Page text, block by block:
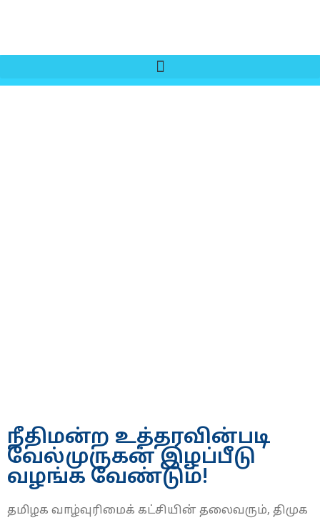
நீதிமன்ற உத்தரவின்படி
வேல்முருகன் இழப்பீடு
வழங்க வேண்டும்!
தமிழக வாழ்வுரிமைக் கட்சியின் தலைவரும், திமுக